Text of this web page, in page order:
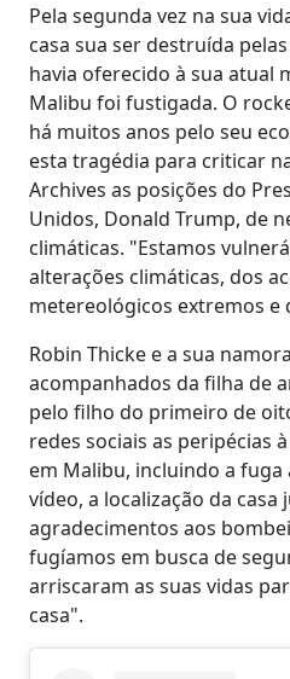
Pela segunda vez na sua
casa sua ser destruída
havia oferecido à sua atual
Malibu foi fustigada. O
há muitos anos pelo seu
esta tragédia para criticar
Archives as posições do
Unidos, Donald Trump, de
climáticas. "Estamos
alterações climáticas, dos
metereológicos extremos e
Robin Thicke e a sua
acompanhados da filha de
pelo filho do primeiro de
redes sociais as peripécias
em Malibu, incluindo a
vídeo, a localização da
agradecimentos aos
fugíamos em busca de
arriscaram as suas vidas
casa".